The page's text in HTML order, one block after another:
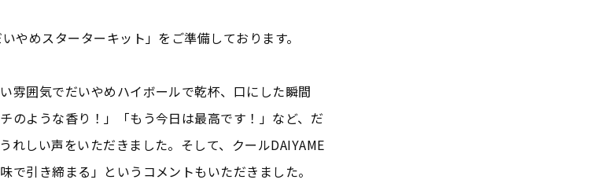
やめスターターキット」をご準備しております。
雰囲気でだいやめハイボールで乾杯、口にした瞬間
のような香り！」「もう今日は最高です！」など、だ
れしい声をいただきました。そして、クールDAIYAME
で引き締まる」というコメントもいただきました。